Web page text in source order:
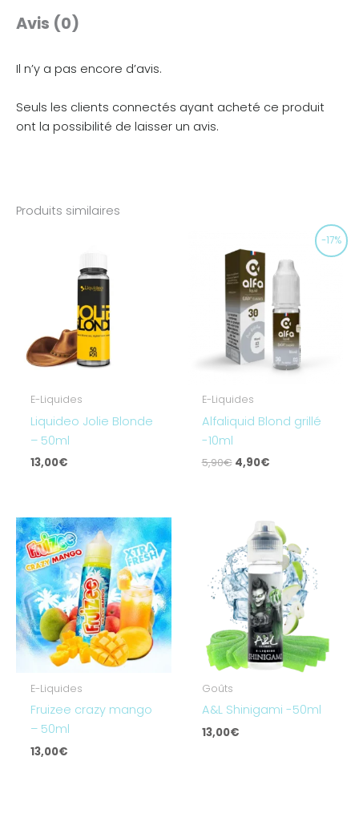
Avis (0)
Il n’y a pas encore d’avis.
Seuls les clients connectés ayant acheté ce produit
ont la possibilité de laisser un avis.
Produits similaires
E-Liquides
Liquideo Jolie Blonde
– 50ml
13,00€
-17%
E-Liquides
Alfaliquid Blond grillé
-10ml
5,90€
prix
initial
était :
5,90€.
4,90€
actuel
est :
E-Liquides
Fruizee crazy mango
– 50ml
13,00€
Goûts
A&L Shinigami -50ml
13,00€